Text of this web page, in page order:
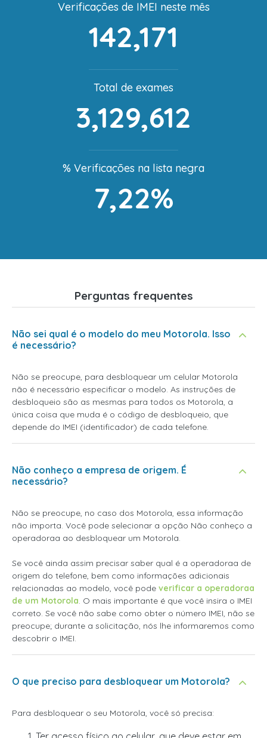
Verificações de IMEI neste mês
142,171
Total de exames
3,129,612
% Verificações na lista negra
7,22%
Perguntas frequentes
Não sei qual é o modelo do meu Motorola. Isso
é necessário?
Não se preocupe, para desbloquear um celular Motorola
não é necessário especificar o modelo. As instruções de
desbloqueio são as mesmas para todos os Motorola, a
única coisa que muda é o código de desbloqueio, que
depende do IMEI (identificador) de cada telefone.
Não conheço a empresa de origem. É
necessário?
Não se preocupe, no caso dos Motorola, essa informação
não importa. Você pode selecionar a opção Não conheço a
operadoraa ao desbloquear um Motorola.
Se você ainda assim precisar saber qual é a operadoraa de
origem do telefone, bem como informações adicionais
relacionadas ao modelo, você pode verificar a operadoraa
de um Motorola. O mais importante é que você insira o IMEI
correto. Se você não sabe como obter o número IMEI, não se
preocupe; durante a solicitação, nós lhe informaremos como
descobrir o IMEI.
O que preciso para desbloquear um Motorola?
Para desbloquear o seu Motorola, você só precisa: